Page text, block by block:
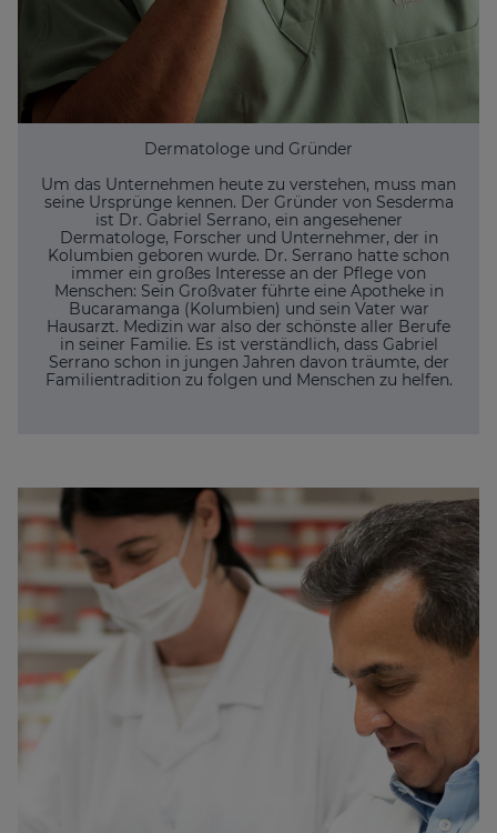
Dermatologe und Gründer
Um das Unternehmen heute zu verstehen, muss man
seine Ursprünge kennen. Der Gründer von Sesderma
ist Dr. Gabriel Serrano, ein angesehener
Dermatologe, Forscher und Unternehmer, der in
Kolumbien geboren wurde. Dr. Serrano hatte schon
immer ein großes Interesse an der Pflege von
Menschen: Sein Großvater führte eine Apotheke in
Bucaramanga (Kolumbien) und sein Vater war
Hausarzt. Medizin war also der schönste aller Berufe
in seiner Familie. Es ist verständlich, dass Gabriel
Serrano schon in jungen Jahren davon träumte, der
Familientradition zu folgen und Menschen zu helfen.